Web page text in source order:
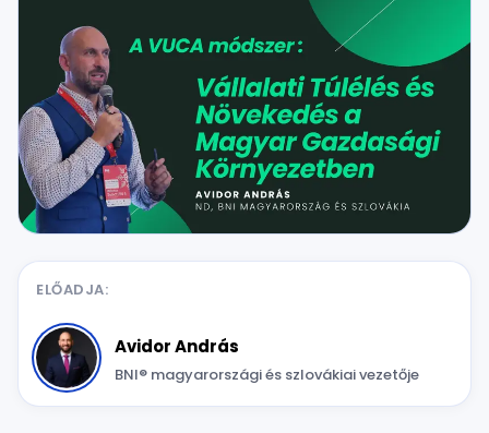
ELŐADJA:
Avidor András
BNI® magyarországi és szlovákiai vezetője